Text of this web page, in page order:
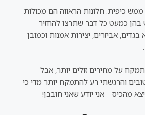
ממש כיפית. חלונות הראווה הם מכולות
בהן כמעט כל דבר שתרצו להחזיר
אביזרים, יצירות אמנות וכמובן
על מחירים זולים יותר, אבל
והרגשתי רע להתמקח יותר מדי כי
מהכיס – אני יודע שאני חובבן!